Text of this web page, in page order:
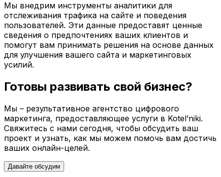
Мы внедрим инструменты аналитики для
отслеживания трафика на сайте и поведения
пользователей. Эти данные предоставят ценные
сведения о предпочтениях ваших клиентов и
помогут вам принимать решения на основе данных
для улучшения вашего сайта и маркетинговых
усилий.
Готовы развивать свой бизнес?
Мы – результативное агентство цифрового
маркетинга, предоставляющее услуги в Kotel’niki.
Свяжитесь с нами сегодня, чтобы обсудить ваш
проект и узнать, как мы можем помочь вам достичь
ваших онлайн-целей.
Давайте обсудим